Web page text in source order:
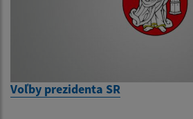
Voľby prezidenta SR